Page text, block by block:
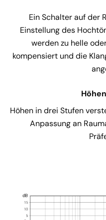
Ein Schalter auf der
Einstellung des
werden zu helle
kompensiert und die
Höhen in drei Stufen
Anpassung an